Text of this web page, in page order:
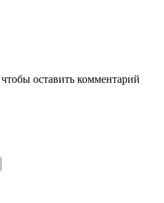
чтобы оставить комментарий